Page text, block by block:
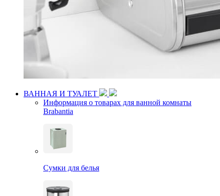
ВАННАЯ И ТУАЛЕТ
Информация о товарах для ванной комнаты
Brabantia
Сумки для белья